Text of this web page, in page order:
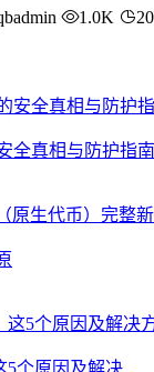
1.0K
全真相与防护指南